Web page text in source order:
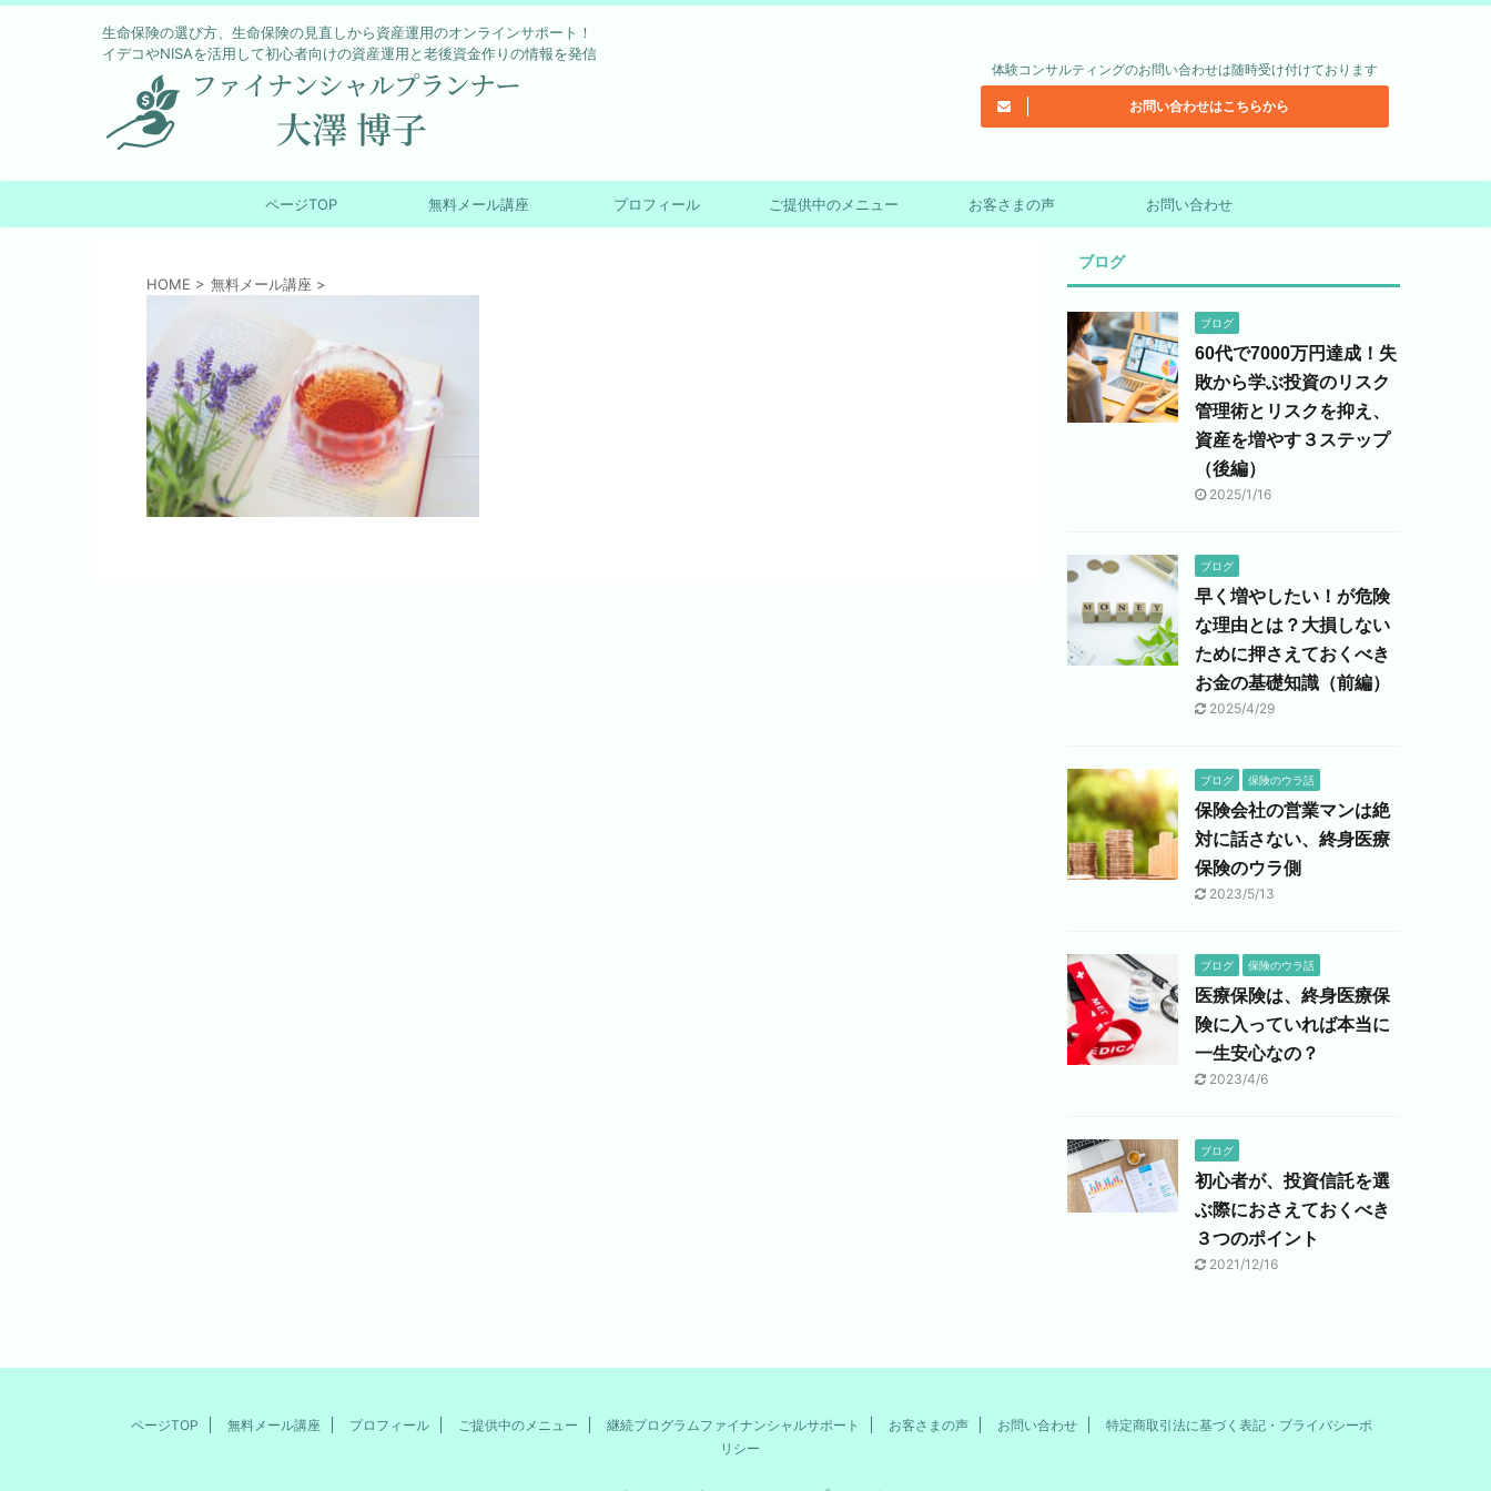
生命保険の選び方、生命保険の見直しから資産運用のオンラインサポート！
イデコやNISAを活用して初心者向けの資産運用と老後資金作りの情報を発信
体験コンサルティングのお問い合わせは随時受け付けております
お問い合わせはこちらから
ページTOP 無料メール講座 プロフィール ご提供中のメニュー お客さまの声 お問い合わせ
HOME > 無料メール講座 >
ブログ
ブログ
60代で7000万円達成！失
敗から学ぶ投資のリスク
管理術とリスクを抑え、
資産を増やす３ステップ
（後編）
2025/1/16
ブログ
早く増やしたい！が危険
な理由とは？大損しない
ために押さえておくべき
お金の基礎知識（前編）
2025/4/29
ブログ 保険のウラ話
保険会社の営業マンは絶
対に話さない、終身医療
保険のウラ側
2023/5/13
ブログ 保険のウラ話
医療保険は、終身医療保
険に入っていれば本当に
一生安心なの？
2023/4/6
ブログ
初心者が、投資信託を選
ぶ際におさえておくべき
３つのポイント
2021/12/16
ページTOP 無料メール講座 プロフィール ご提供中のメニュー 継続プログラムファイナンシャルサポート お客さまの声 お問い合わせ
特定商取引法に基づく表記・プライバシーポ
リシー